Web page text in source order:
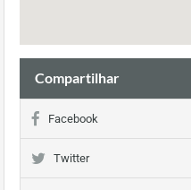
Compartilhar
Facebook
Twitter